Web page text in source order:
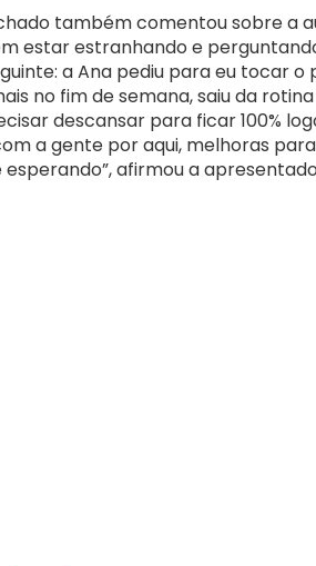
também comentou sobre a
estar estranhando e
a Ana pediu para eu tocar
no fim de semana, saiu da
descansar para ficar 100%
a gente por aqui, melhoras
afirmou a